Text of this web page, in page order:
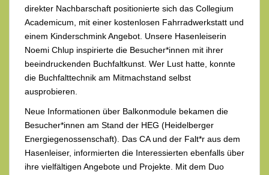
direkter Nachbarschaft positionierte sich das Collegium
Academicum, mit einer kostenlosen Fahrradwerkstatt und
einem Kinderschmink Angebot. Unsere Hasenleiserin
Noemi Chlup inspirierte die Besucher*innen mit ihrer
beeindruckenden Buchfaltkunst. Wer Lust hatte, konnte
die Buchfalttechnik am Mitmachstand selbst
ausprobieren.
Neue Informationen über Balkonmodule bekamen die
Besucher*innen am Stand der HEG (Heidelberger
Energiegenossenschaft). Das CA und der Falt*r aus dem
Hasenleiser, informierten die Interessierten ebenfalls über
ihre vielfältigen Angebote und Projekte. Mit dem Duo